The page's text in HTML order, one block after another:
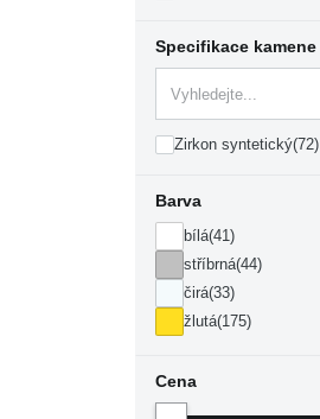
Specifikace kamene
Zirkon syntetický(72)
Barva
bílá(41)
stříbrná(44)
čirá(33)
žlutá(175)
Cena